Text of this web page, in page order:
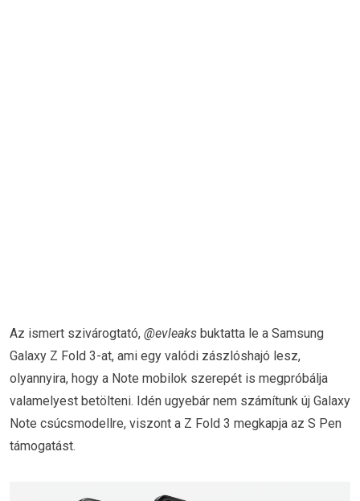
Az ismert szivárogtató, @evleaks buktatta le a Samsung
Galaxy Z Fold 3-at, ami egy valódi zászlóshajó lesz,
olyannyira, hogy a Note mobilok szerepét is megpróbálja
valamelyest betölteni. Idén ugyebár nem számítunk új Galaxy
Note csúcsmodellre, viszont a Z Fold 3 megkapja az S Pen
támogatást.